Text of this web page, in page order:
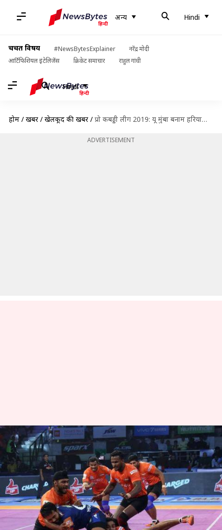
अन्य Hindi
चर्चित विषय #NewsBytesExplainer
नरेंद्र मोदी
आर्टिफिशियल इंटेलिजेंस
क्रिकेट समाचार राहुल गांधी
Hindi
होम / खबरें / खेलकूद की खबरें / प्रो कबड्डी लीग 2019: यू मुंबा बनाम हरियाणा स्टीलर्स मुकाबले का प्रीव्यू, Dream 11 और प्रेडिक्शन
ADVERTISEMENT
प्रो कबड्डी लीग 2019: यू मुंबा बनाम
हरियाणा स्टीलर्स मुकाबले का प्रीव्यू,
Dream 11 और प्रेडिक्शन
लेखन Neeraj Pandey Aug 19, 2019 10:01 am
क्या है खबर?